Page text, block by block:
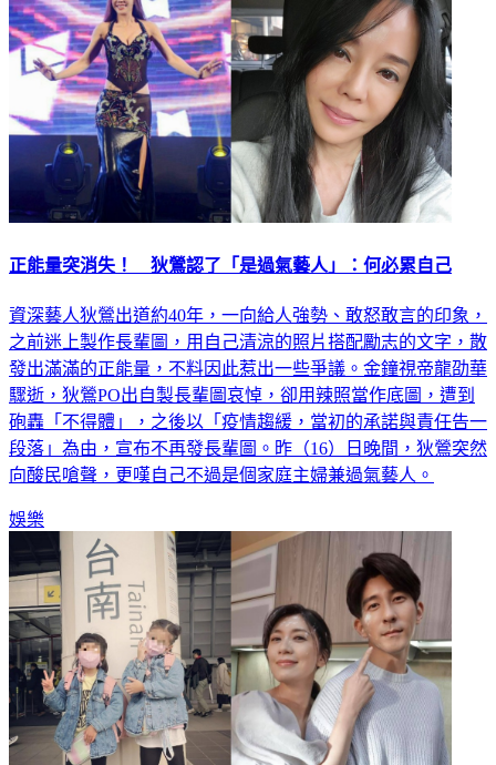
正能量突消失！ 狄鶯認了「是過氣藝人」：何必累自己
資深藝人狄鶯出道約40年，一向給人強勢、敢怒敢言的印象，
之前迷上製作長輩圖，用自己清涼的照片搭配勵志的文字，散
發出滿滿的正能量，不料因此惹出一些爭議。金鐘視帝龍劭華
驟逝，狄鶯PO出自製長輩圖哀悼，卻用辣照當作底圖，遭到
砲轟「不得體」，之後以「疫情趨緩，當初的承諾與責任告一
段落」為由，宣布不再發長輩圖。昨（16）日晚間，狄鶯突然
向酸民嗆聲，更嘆自己不過是個家庭主婦兼過氣藝人。
娛樂